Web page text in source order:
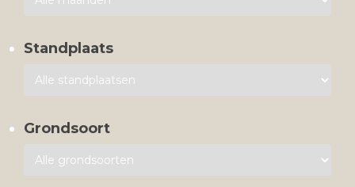
Standplaats
Grondsoort